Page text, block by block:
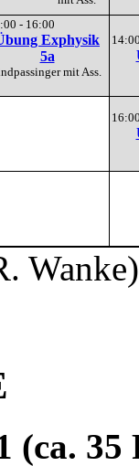
- 16:00
Exphysik
5a
mit Ass.
Wanke)
(ca.